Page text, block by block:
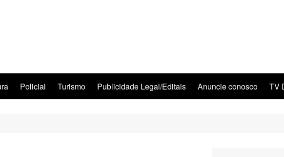
Policial Turismo Publicidade Legal/Editais Anuncie conosco TV